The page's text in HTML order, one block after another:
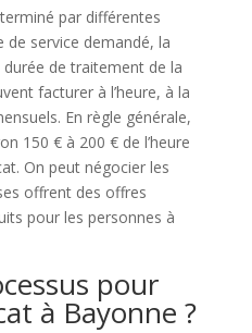
par différentes
de service demandé, la
de traitement de la
facturer à l’heure, à la
En règle générale,
150 € à 200 € de l’heure
On peut négocier les
offrent des offres
pour les personnes à
pour
à Bayonne ?